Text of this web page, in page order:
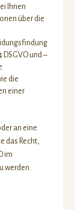
Ihnen
über die
DSGVO und –
die
einer
an eine
das Recht,
im
werden.